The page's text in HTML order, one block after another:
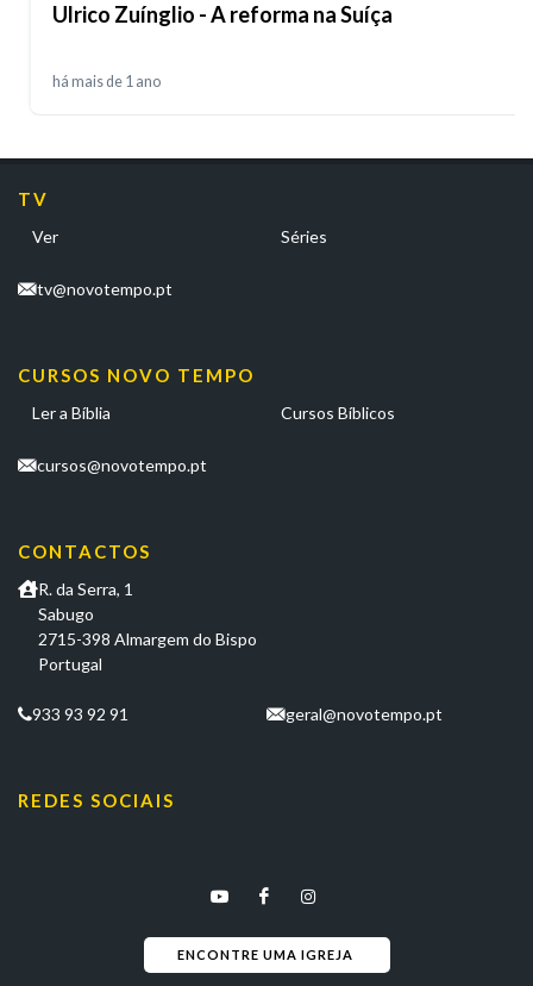
Ulrico Zuínglio - A reforma na Suíça
há mais de 1 ano
TV
Ver Séries
tv@novotempo.pt
CURSOS NOVO TEMPO
Ler a Bíblia Cursos Bíblicos
cursos@novotempo.pt
CONTACTOS
R. da Serra, 1
Sabugo
2715-398 Almargem do Bispo
Portugal
933 93 92 91 geral@novotempo.pt
REDES SOCIAIS
ENCONTRE UMA IGREJA